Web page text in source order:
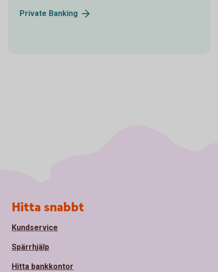
Private Banking
Sidfot
Hitta snabbt
Kundservice
Spärrhjälp
Hitta bankkontor